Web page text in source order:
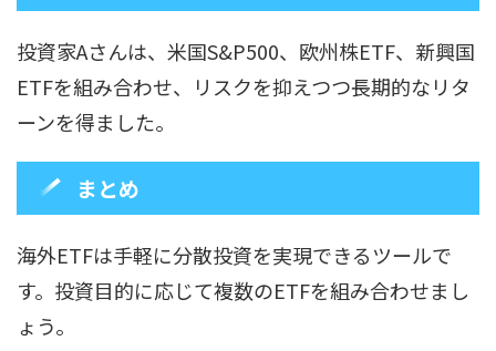
投資家Aさんは、米国S&P500、欧州株ETF、新興国
ETFを組み合わせ、リスクを抑えつつ長期的なリタ
ーンを得ました。
まとめ
海外ETFは手軽に分散投資を実現できるツールで
す。投資目的に応じて複数のETFを組み合わせまし
ょう。